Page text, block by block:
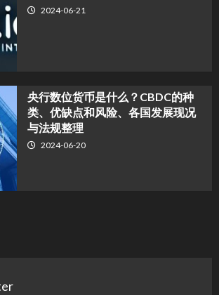
2024-06-21
央行数位货币是什么？CBDC的种
类、优缺点和风险、各国发展现况
与法规整理
2024-06-20